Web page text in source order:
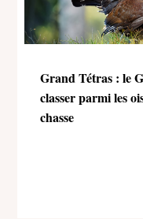
Grand Tétras : le
classer parmi les
chasse